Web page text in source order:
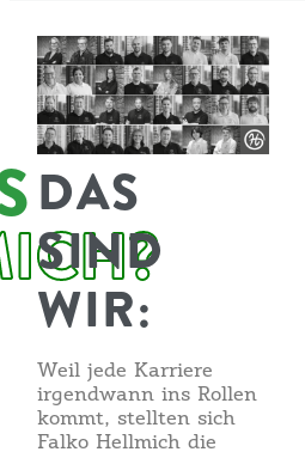
DAS
SIND
WIR:
Weil jede Karriere
irgendwann ins Rollen
kommt, stellten sich
Falko Hellmich die